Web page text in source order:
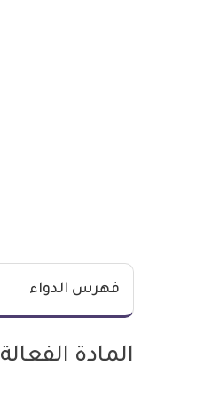
فهرس الدواء
المادة الفعالة